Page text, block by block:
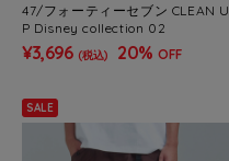
47/フォーティーセブン CLEAN U
P Disney collection 02
¥3,696 (税込) 20% OFF
SALE